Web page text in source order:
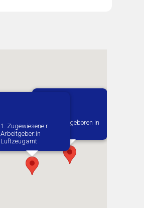
Vermutlich geboren in
Moravka
1. Zugewiesene:r
Arbeitgeber:in​
Luftzeugamt